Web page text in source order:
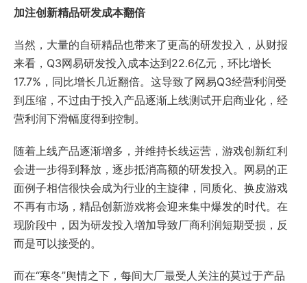
加注创新精品研发成本翻倍
当然，大量的自研精品也带来了更高的研发投入，从财报
来看，Q3网易研发投入成本达到22.6亿元，环比增长
17.7%，同比增长几近翻倍。这导致了网易Q3经营利润受
到压缩，不过由于投入产品逐渐上线测试开启商业化，经
营利润下滑幅度得到控制。
随着上线产品逐渐增多，并维持长线运营，游戏创新红利
会进一步得到释放，逐步抵消高额的研发投入。网易的正
面例子相信很快会成为行业的主旋律，同质化、换皮游戏
不再有市场，精品创新游戏将会迎来集中爆发的时代。在
现阶段中，因为研发投入增加导致厂商利润短期受损，反
而是可以接受的。
而在“寒冬”舆情之下，每间大厂最受人关注的莫过于产品